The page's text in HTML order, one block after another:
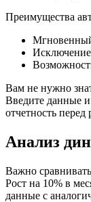
Преимущества
Мгновенный
Вам не нужно
Введите данные и
отчетность перед
Анализ
Важно
Рост на 10% в
данные с